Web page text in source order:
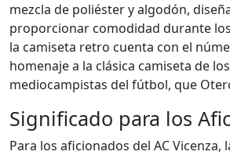
mezcla de poliéster y algodón,
proporcionar comodidad durante
la camiseta retro cuenta con el
homenaje a la clásica camiseta de
mediocampistas del fútbol, que
Significado para los
Para los aficionados del AC Vicenza,